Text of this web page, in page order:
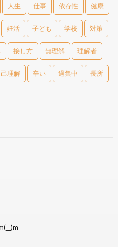
人生 仕事 依存性 健康
妊活 子ども 学校 対策
接し方 無理解 理解者
己理解 辛い 過集中 長所